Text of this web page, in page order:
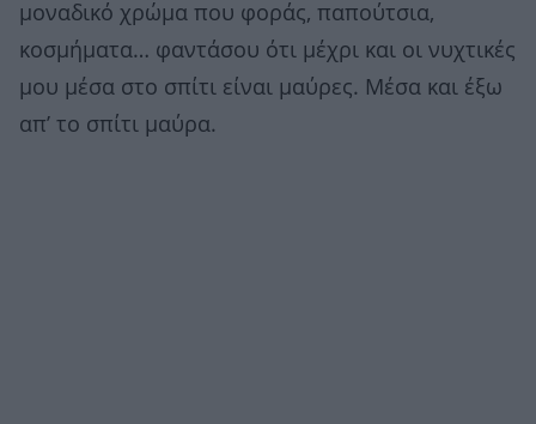
μοναδικό χρώμα που φοράς, παπούτσια,
κοσμήματα… φαντάσου ότι μέχρι και οι νυχτικές
μου μέσα στο σπίτι είναι μαύρες. Μέσα και έξω
απ’ το σπίτι μαύρα.